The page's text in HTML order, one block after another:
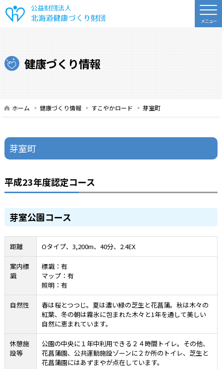
公益財団法人 北海道健康づくり財
健康づくり情報
ホーム 健康づくり情報 すこやかロード 芽室町
芽室町
平成23年度認定コース
芽室公園コース
距離 Oタイプ、3,200m、40分、2.4EX
案内標
識
標識：有
マップ：有
照明：有
自然性
春は桜とつつじ。夏は濃い緑の芝生と花菖蒲。秋は木々の
紅葉、冬の朝は霧氷に包まれた木々と1年を通して美しい
自然に恵まれています。
休憩施
設等
公園の中央に１年中利用できる２４時間トイレ。その他、
花菖蒲園、公共運動施設ゾーンに２か所のトイレ、芝生と
花菖蒲園にはあずまやが点在しています。